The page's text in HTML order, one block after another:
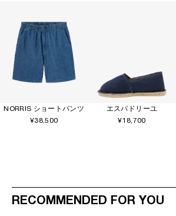
NORRIS ショートパンツ
¥38,500
エスパドリーユ
¥18,700
RECOMMENDED FOR YOU